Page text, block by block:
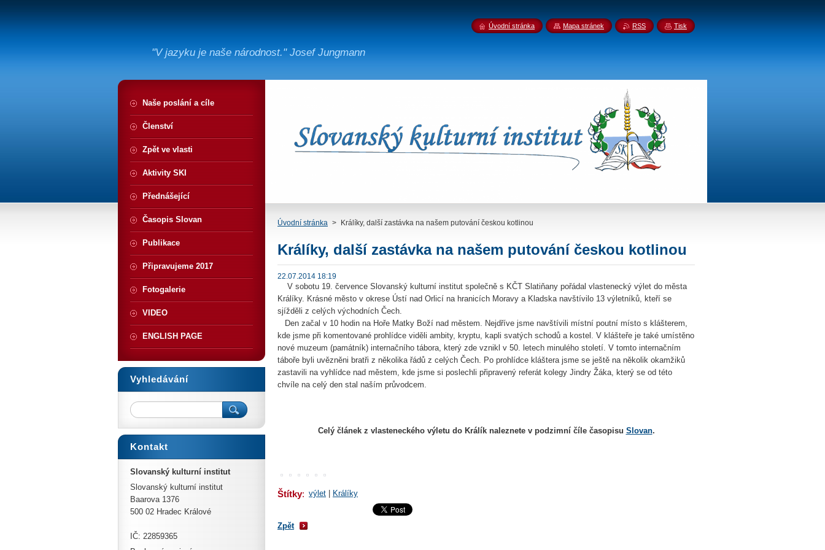
"V jazyku je naše národnost." Josef Jungmann
Úvodní stránka > Králíky, další zastávka na našem putování českou kotlinou
Králíky, další zastávka na našem putování českou kotlinou
22.07.2014 18:19
V sobotu 19. července Slovanský kulturní institut společně s KČT Slatiňany pořádal vlastenecký výlet do města
Králíky. Krásné město v okrese Ústí nad Orlicí na hranicích Moravy a Kladska navštívilo 13 výletníků, kteří se
sjížděli z celých východních Čech.
Den začal v 10 hodin na Hoře Matky Boží nad městem. Nejdříve jsme navštívili místní poutní místo s klášterem,
kde jsme při komentované prohlídce viděli ambity, kryptu, kapli svatých schodů a kostel. V klášteře je také umístěno
nové muzeum (památník) internačního tábora, který zde vznikl v 50. letech minulého století. V tomto internačním
táboře byli uvězněni bratři z několika řádů z celých Čech. Po prohlídce kláštera jsme se ještě na několik okamžiků
zastavili na vyhlídce nad městem, kde jsme si poslechli připravený referát kolegy Jindry Žáka, který se od této
chvíle na celý den stal naším průvodcem.
Celý článek z vlasteneckého výletu do Králík naleznete v podzimní číle časopisu Slovan.
Štítky: výlet Králíky
Zpět
Naše poslání a cíle
Členství
Zpět ve vlasti
Aktivity SKI
Přednášející
Časopis Slovan
Publikace
Připravujeme 2017
Fotogalerie
VIDEO
ENGLISH PAGE
Vyhledávání
Kontakt
Slovanský kulturní institut
Slovanský kulturní institut
Baarova 1376
500 02 Hradec Králové
IČ: 22859365
Úvodní stránka Mapa stránek RSS Tisk